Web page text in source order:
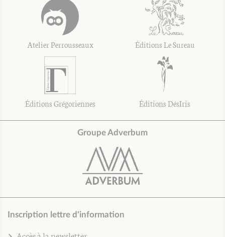
Atelier Perrousseaux Éditions Le Sureau
Éditions Grégoriennes Éditions DésIris
Groupe Adverbum
Inscription lettre d'information